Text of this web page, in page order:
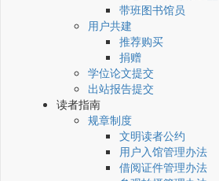
带班图书馆员
用户共建
推荐购买
捐赠
学位论文提交
出站报告提交
读者指南
规章制度
文明读者公约
用户入馆管理办法
借阅证件管理办法